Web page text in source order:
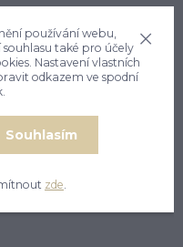
Komentáře 0
Rozměr přívěsku je
je 2,63 g.
používání webu,
také pro účely
Nastavení vlastních
odkazem ve spodní
Souhlasím
zde.